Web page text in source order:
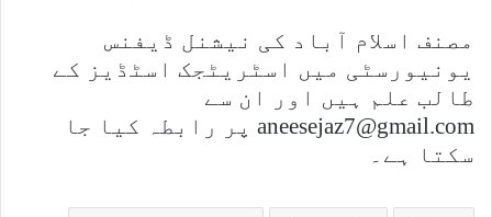
مصنف اسلام آباد کی نیشنل ڈیفنس
یونیورسٹی میں اسٹریٹجک اسٹڈیز کے
طالب علم ہیں اور ان سے
aneesejaz7@gmail.com پر رابطہ کیا جا
سکتا ہے۔